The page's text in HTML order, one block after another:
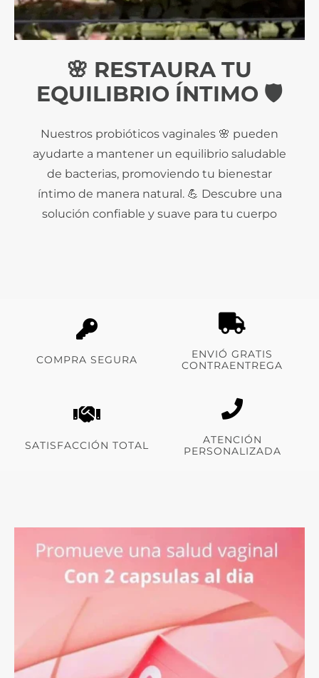
🌸 RESTAURA TU
EQUILIBRIO ÍNTIMO 🛡️
Nuestros probióticos vaginales 🌸 pueden
ayudarte a mantener un equilibrio saludable
de bacterias, promoviendo tu bienestar
íntimo de manera natural. 💪 Descubre una
solución confiable y suave para tu cuerpo
COMPRA SEGURA
ENVIÓ GRATIS
CONTRAENTREGA
SATISFACCIÓN TOTAL
ATENCIÓN
PERSONALIZADA